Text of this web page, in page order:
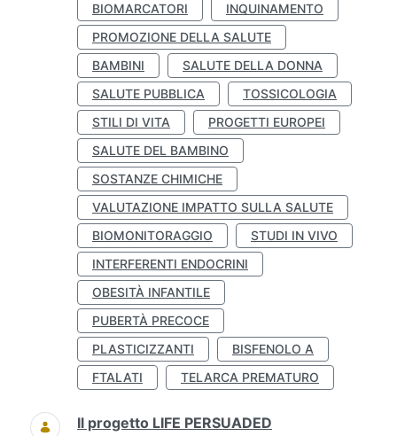
BIOMARCATORI
INQUINAMENTO
PROMOZIONE DELLA SALUTE
BAMBINI
SALUTE DELLA DONNA
SALUTE PUBBLICA
TOSSICOLOGIA
STILI DI VITA
PROGETTI EUROPEI
SALUTE DEL BAMBINO
SOSTANZE CHIMICHE
VALUTAZIONE IMPATTO SULLA SALUTE
BIOMONITORAGGIO
STUDI IN VIVO
INTERFERENTI ENDOCRINI
OBESITÀ INFANTILE
PUBERTÀ PRECOCE
PLASTICIZZANTI
BISFENOLO A
FTALATI
TELARCA PREMATURO
Il progetto LIFE PERSUADED